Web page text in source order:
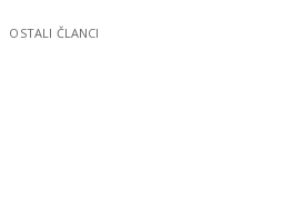
OSTALI ČLANCI